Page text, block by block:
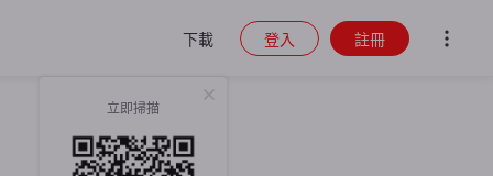
下載
立即掃描
登入 註冊